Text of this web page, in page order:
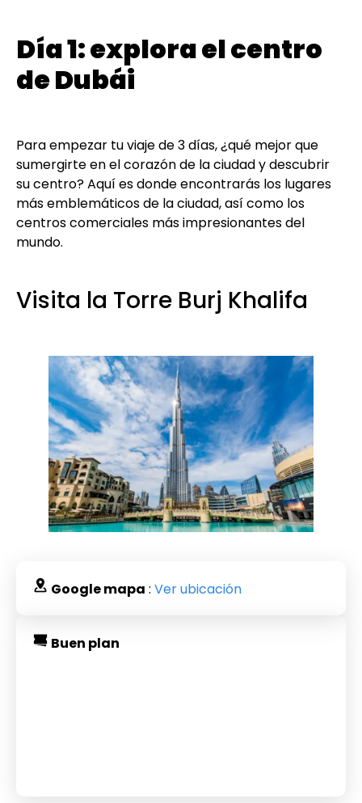
Día 1: explora el centro
de Dubái
Para empezar tu viaje de 3 días, ¿qué mejor que
sumergirte en el corazón de la ciudad y descubrir
su centro? Aquí es donde encontrarás los lugares
más emblemáticos de la ciudad, así como los
centros comerciales más impresionantes del
mundo.
Visita la Torre Burj Khalifa
Google mapa : Ver ubicación
Buen plan